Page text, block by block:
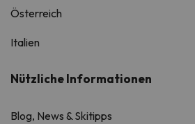
Österreich
Italien
Nützliche Informationen
Blog, News & Skitipps